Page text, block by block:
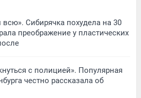
Сибирячка похудела на 30
преображение у пластических
с полицией». Популярная
честно рассказала об